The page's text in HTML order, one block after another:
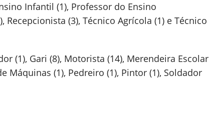
Infantil (1), Professor do Ensino
Recepcionista (3), Técnico Agrícola (1) e Técnico
(1), Gari (8), Motorista (14), Merendeira Escolar
Máquinas (1), Pedreiro (1), Pintor (1), Soldador